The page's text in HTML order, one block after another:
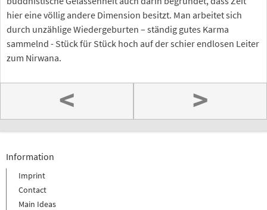
hier eine völlig andere Dimension besitzt. Man arbeitet sich
durch unzählige Wiedergeburten – ständig gutes Karma
sammelnd - Stück für Stück hoch auf der schier endlosen Leiter
zum Nirwana.
< >
Information
Imprint
Contact
Main Ideas